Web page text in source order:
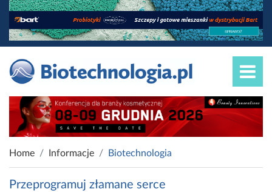
Home Informacje Biotechnologia
Przeprogramuj złamane serce